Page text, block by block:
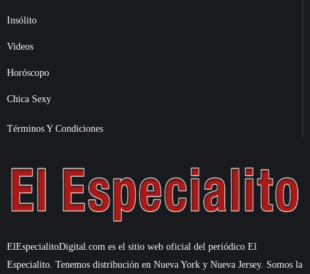
Insólito
Videos
Horóscopo
Chica Sexy
Términos Y Condiciones
ElEspecialitoDigital.com es el sitio web oficial del periódico El
Especialito. Tenemos distribución en Nueva York y Nueva Jersey. Somos la